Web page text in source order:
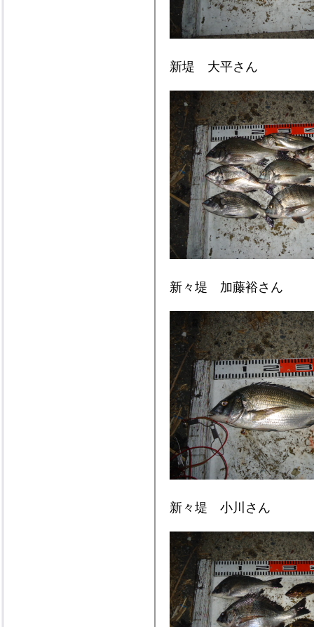
新堤 大平さん
新々堤 加藤裕さん
新々堤 小川さん